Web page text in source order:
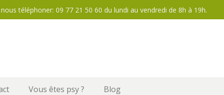
nous téléphoner: 09 77 21 50 60 du lundi au vendredi de 8h à 19h.
Vous êtes psy ? Blog